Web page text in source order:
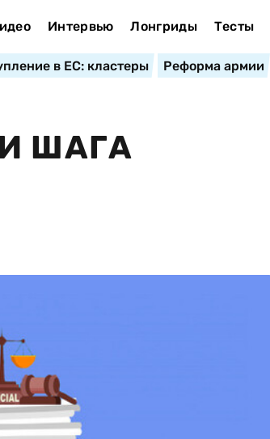
Интервью Лонгриды Тесты
в ЕС: кластеры Реформа армии
ШАГА